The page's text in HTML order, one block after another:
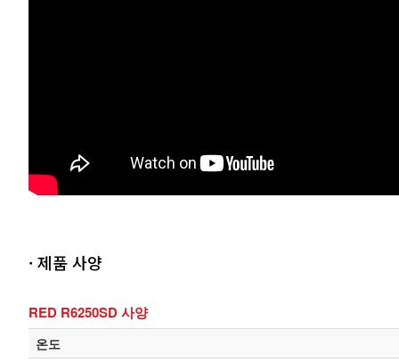
· 제품 사양
RED R6250SD 사양
온도